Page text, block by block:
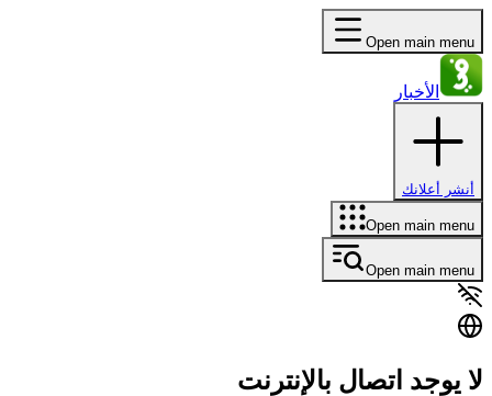
Open main menu
الأخبار
أنشر أعلانك
Open main menu
Open main menu
لا يوجد اتصال بالإنترنت